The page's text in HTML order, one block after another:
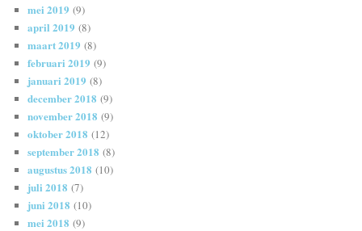
mei 2019 (9)
april 2019 (8)
maart 2019 (8)
februari 2019 (9)
januari 2019 (8)
december 2018 (9)
november 2018 (9)
oktober 2018 (12)
september 2018 (8)
augustus 2018 (10)
juli 2018 (7)
juni 2018 (10)
mei 2018 (9)